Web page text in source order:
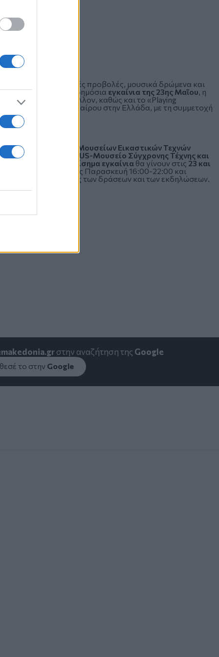
κινηματογραφικές προβολές, μουσικά δρώμενα και
«Rap Riot» στα δημόσια εγκαίνια της 23ης Μαΐου, η
νερό και το περιβάλλον, καθώς και το «Playing
τριμερούς ποδοσφαίρου στην Ελλάδα, με τη συμμετοχή
Οργανισμός Μουσείων Εικαστικών Τεχνών
HELEXPO, το MOMUS-Μουσείο Σύγχρονης Τέχνης και
Δέλτα Αξιού
επίσημα εγκαίνια θα γίνουν στις 23 και
από Τρίτη έως Παρασκευή 16:00-22:00 και
σε μεγάλο μέρος των δράσεων και των εκδηλώσεων.
στην αναζήτηση της Google
το στην Google